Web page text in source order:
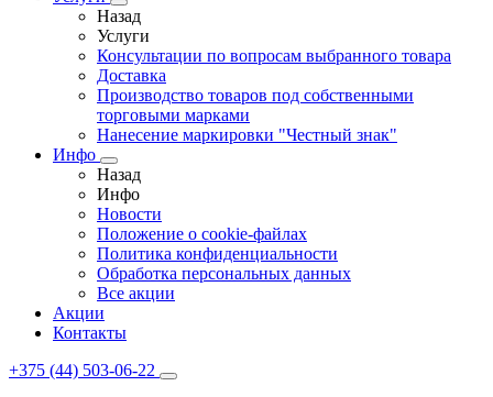
Назад
Услуги
Консультации по вопросам выбранного товара
Доставка
Производство товаров под собственными
торговыми марками
Нанесение маркировки "Честный знак"
Инфо
Назад
Инфо
Новости
Положение о cookie-файлах
Политика конфиденциальности
Обработка персональных данных
Все акции
Акции
Контакты
+375 (44) 503-06-22